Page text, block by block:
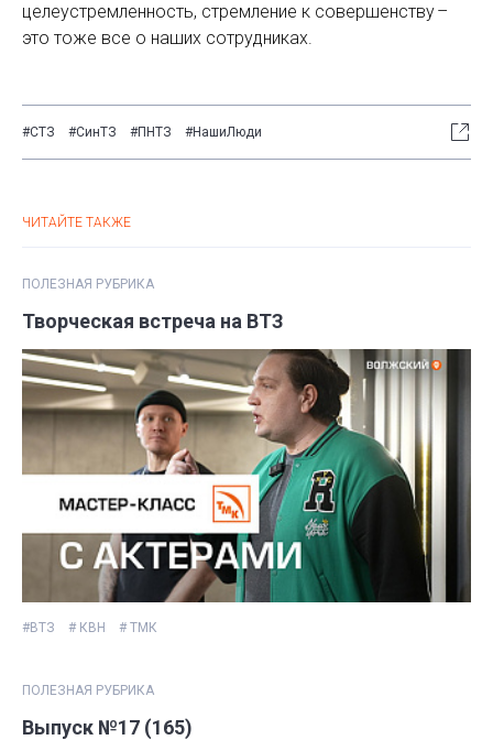
целеустремленность, стремление к совершенству –
это тоже все о наших сотрудниках.
#СТЗ #СинТЗ #ПНТЗ #НашиЛюди
ЧИТАЙТЕ ТАКЖЕ
ПОЛЕЗНАЯ РУБРИКА
Творческая встреча на ВТЗ
#ВТЗ # КВН # ТМК
ПОЛЕЗНАЯ РУБРИКА
Выпуск №17 (165)